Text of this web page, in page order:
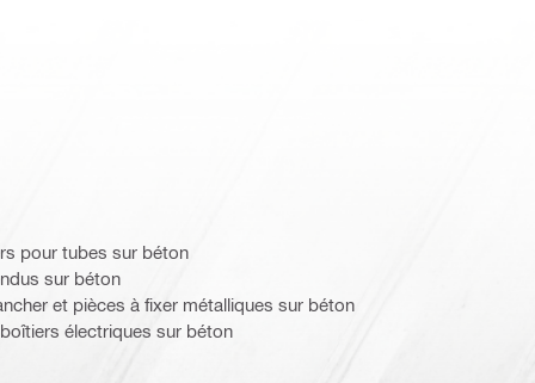
pour tubes sur béton
sur béton
et pièces à fixer métalliques sur béton
électriques sur béton